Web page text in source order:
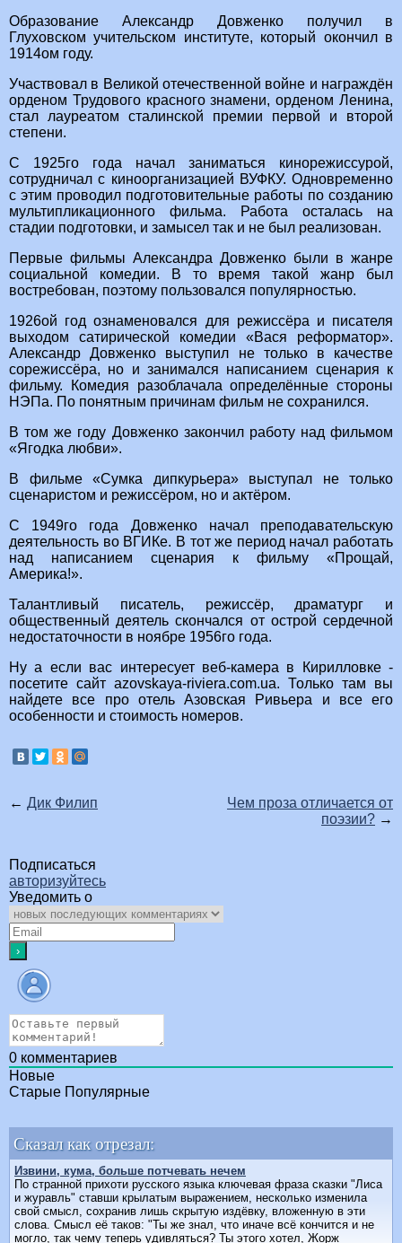
Образование Александр Довженко получил в
Глуховском учительском институте, который окончил в
1914ом году.
Участвовал в Великой отечественной войне и награждён
орденом Трудового красного знамени, орденом Ленина,
стал лауреатом сталинской премии первой и второй
степени.
С 1925го года начал заниматься кинорежиссурой,
сотрудничал с киноорганизацией ВУФКУ. Одновременно
с этим проводил подготовительные работы по созданию
мультипликационного фильма. Работа осталась на
стадии подготовки, и замысел так и не был реализован.
Первые фильмы Александра Довженко были в жанре
социальной комедии. В то время такой жанр был
востребован, поэтому пользовался популярностью.
1926ой год ознаменовался для режиссёра и писателя
выходом сатирической комедии «Вася реформатор».
Александр Довженко выступил не только в качестве
сорежиссёра, но и занимался написанием сценария к
фильму. Комедия разоблачала определённые стороны
НЭПа. По понятным причинам фильм не сохранился.
В том же году Довженко закончил работу над фильмом
«Ягодка любви».
В фильме «Сумка дипкурьера» выступал не только
сценаристом и режиссёром, но и актёром.
С 1949го года Довженко начал преподавательскую
деятельность во ВГИКе. В тот же период начал работать
над написанием сценария к фильму «Прощай,
Америка!».
Талантливый писатель, режиссёр, драматург и
общественный деятель скончался от острой сердечной
недостаточности в ноябре 1956го года.
Ну а если вас интересует веб-камера в Кирилловке -
посетите сайт azovskaya-riviera.com.ua. Только там вы
найдете все про отель Азовская Ривьера и все его
особенности и стоимость номеров.
← Дик Филип
Чем проза отличается от
поэзии? →
Подписаться
авторизуйтесь
Уведомить о
0 комментариев
Новые
Старые Популярные
Сказал как отрезал:
Извини, кума, больше потчевать нечем
По странной прихоти русского языка ключевая фраза сказки "Лиса
и журавль" ставши крылатым выражением, несколько изменила
свой смысл, сохранив лишь скрытую издёвку, вложенную в эти
слова. Смысл её таков: "Ты же знал, что иначе всё кончится и не
могло, так чему теперь удивляться? Ты этого хотел, Жорж